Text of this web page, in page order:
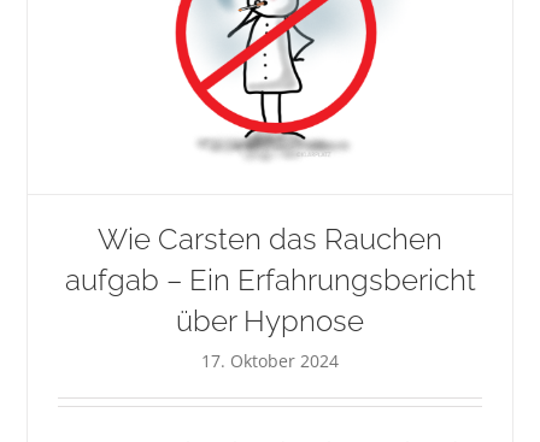
Wie Carsten das Rauchen
aufgab – Ein Erfahrungsbericht
über Hypnose
17. Oktober 2024